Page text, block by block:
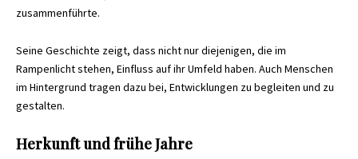
zusammenführte.
Seine Geschichte zeigt, dass nicht nur diejenigen, die im
Rampenlicht stehen, Einfluss auf ihr Umfeld haben. Auch Menschen
im Hintergrund tragen dazu bei, Entwicklungen zu begleiten und zu
gestalten.
Herkunft und frühe Jahre